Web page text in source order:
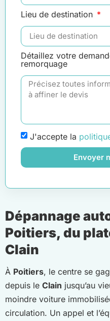
Lieu de destination
Détaillez votre
remorquage
J'accepte la
Envoyer
Dépannage
Poitiers, du
Clain
À Poitiers, le centre se
depuis le Clain jusqu’au
moindre voiture
circulation. Un appel et